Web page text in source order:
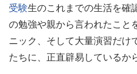
受験生のこれまでの生活を確
の勉強や親から言われたこと
ニック、そして大量演習だけ
たちに、正直辟易しているか